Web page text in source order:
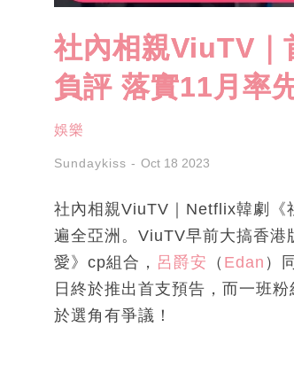
社內相親ViuTV｜
負評 落實11月率
娛樂
Sundaykiss Oct 18 2023
社內相親ViuTV｜Netflix韓劇《
遍全亞洲。ViuTV早前大搞香
愛》cp組合， 呂爵安 （ Edan ）
日終於推出首支預告，而一班
於選角有爭議！